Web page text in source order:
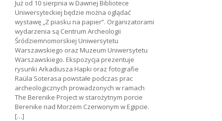
Już od 10 sierpnia w Dawnej Bibliotece
Uniwersyteckiej będzie można oglądać
wystawę „Z piasku na papier”. Organizatorami
wydarzenia są Centrum Archeologii
Śródziemnomorskiej Uniwersytetu
Warszawskiego oraz Muzeum Uniwersytetu
Warszawskiego. Ekspozycja prezentuje
rysunki Arkadiusza Hapki oraz fotografie
Raüla Soterasa powstałe podczas prac
archeologicznych prowadzonych w ramach
The Berenike Project w starożytnym porcie
Berenike nad Morzem Czerwonym w Egipcie.
[…]